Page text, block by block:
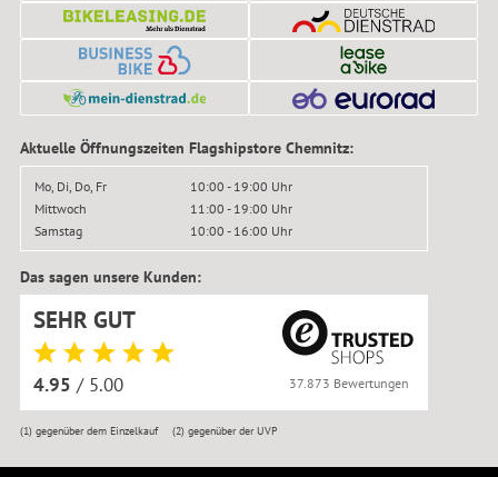
Aktuelle Öffnungszeiten Flagshipstore Chemnitz:
Mo, Di, Do, Fr
10:00 - 19:00 Uhr
Mittwoch
11:00 - 19:00 Uhr
Samstag
10:00 - 16:00 Uhr
Das sagen unsere Kunden:
SEHR GUT
4.95 / 5.00 37.873 Bewertungen
(1)gegenüber dem Einzelkauf (2) gegenüber der UVP